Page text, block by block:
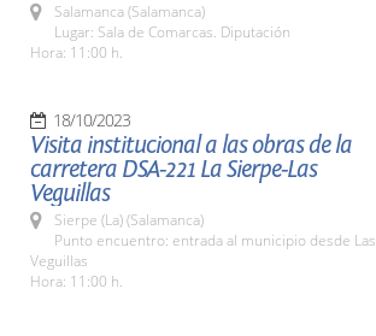
Salamanca (Salamanca)
Lugar: Sala de Comarcas. Diputación
Hora: 11:00 h.
18/10/2023
Visita institucional a las obras de la
carretera DSA-221 La Sierpe-Las
Veguillas
Sierpe (La) (Salamanca)
Punto encuentro: entrada al municipio desde Las
Veguillas
Hora: 11:00 h.